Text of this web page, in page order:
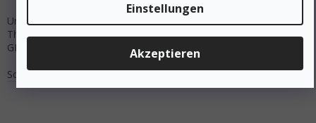
Einstellungen
Akzeptieren
Universeller, kompakter Karabiner mit Kompass und
Thermometer. NICHT FÜR DEN EINSATZ BEIM KLETTERN
GEEIGNET!
Schwarz